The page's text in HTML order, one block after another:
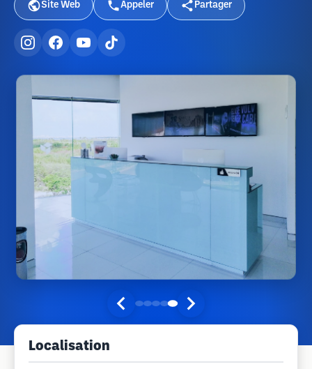
Site Web Appeler Partager
Localisation